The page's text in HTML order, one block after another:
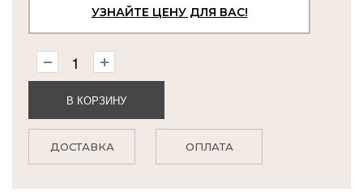
УЗНАЙТЕ ЦЕНУ ДЛЯ ВАС!
В КОРЗИНУ
ДОСТАВКА ОПЛАТА